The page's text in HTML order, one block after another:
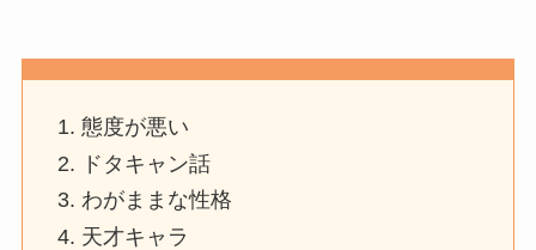
態度が悪い
ドタキャン話
わがままな性格
天才キャラ